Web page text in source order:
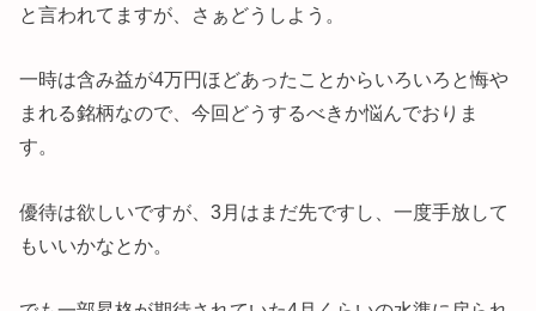
と言われてますが、さぁどうしよう。
一時は含み益が4万円ほどあったことからいろいろと悔や
まれる銘柄なので、今回どうするべきか悩んでおりま
す。
優待は欲しいですが、3月はまだ先ですし、一度手放して
もいいかなとか。